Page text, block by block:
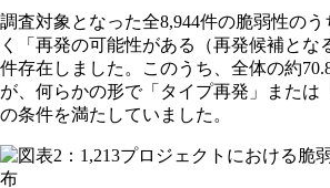
調査対象となった全8,944件の脆弱性の
く「再発の可能性がある（再発候補とな
件存在しました。このうち、全体の約
が、何らかの形で「タイプ再発」または
の条件を満たしていました。